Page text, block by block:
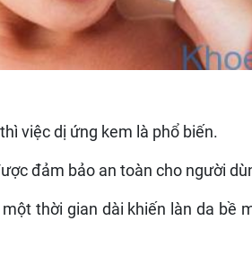
việc dị ứng kem là phổ biến.
đảm bảo an toàn cho người
thời gian dài khiến làn da bề